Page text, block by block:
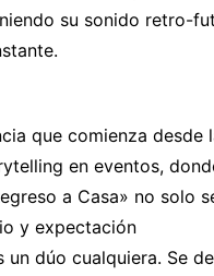
su sonido retro-
que comienza
en eventos,
a Casa» no solo
y expectación
un dúo cualquiera. Se